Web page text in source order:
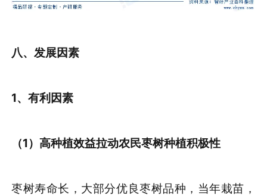
八、发展因素
1、有利因素
（1）高种植效益拉动农民枣树种植积极性
枣树寿命长，大部分优良枣树品种，当年栽苗，